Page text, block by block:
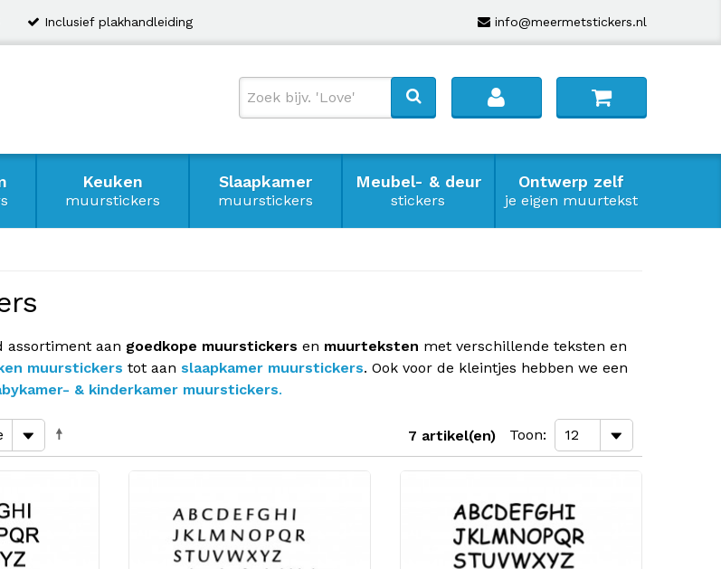
info@meermetstickers.nl
Inclusief plakhandleiding
Keuken
muurstickers
Slaapkamer
muurstickers
Meubel- & deur
stickers
Ontwerp zelf
je eigen muurtekst
assortiment aan goedkope muurstickers en muurteksten met verschillende teksten en
muurstickers tot aan slaapkamer muurstickers. Ook voor de kleintjes hebben we een
& kinderkamer muurstickers.
7 artikel(en) Toon